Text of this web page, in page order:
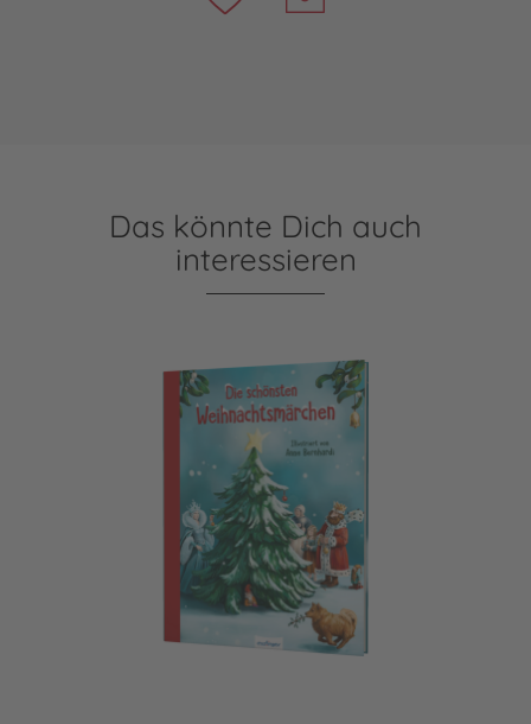
Das könnte Dich auch
interessieren
Die schönsten Weihnachtsmärchen